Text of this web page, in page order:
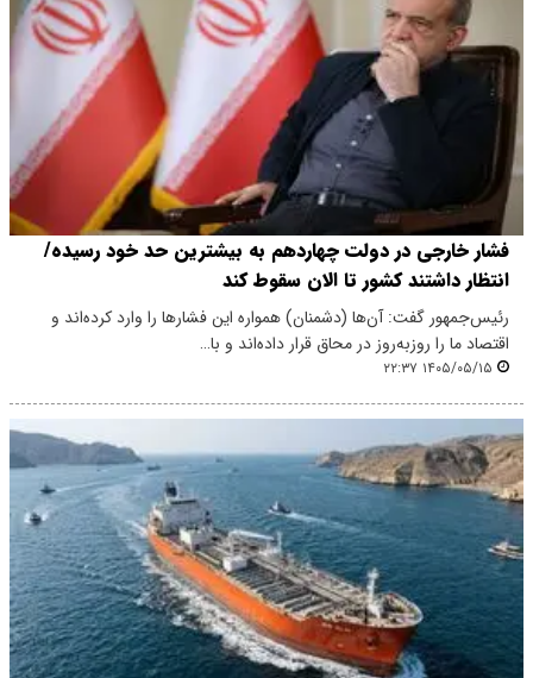
فشار خارجی در دولت چهاردهم به بیشترین حد خود رسیده/
انتظار داشتند کشور تا الان سقوط کند
رئیس‌جمهور گفت: آن‌ها (دشمنان) همواره این فشارها را وارد کرده‌اند و
اقتصاد ما را روزبه‌روز در محاق قرار داده‌اند و با…
۱۴۰۵/۰۵/۱۵ ۲۲:۳۷